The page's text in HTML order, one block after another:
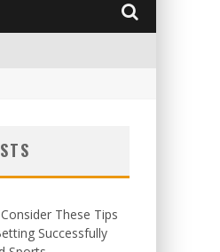
These Tips
Successfully